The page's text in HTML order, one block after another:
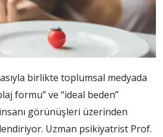
birlikte toplumsal medyada
formu” ve “ideal beden”
görünüşleri üzerinden
Uzman psikiyatrist Prof.